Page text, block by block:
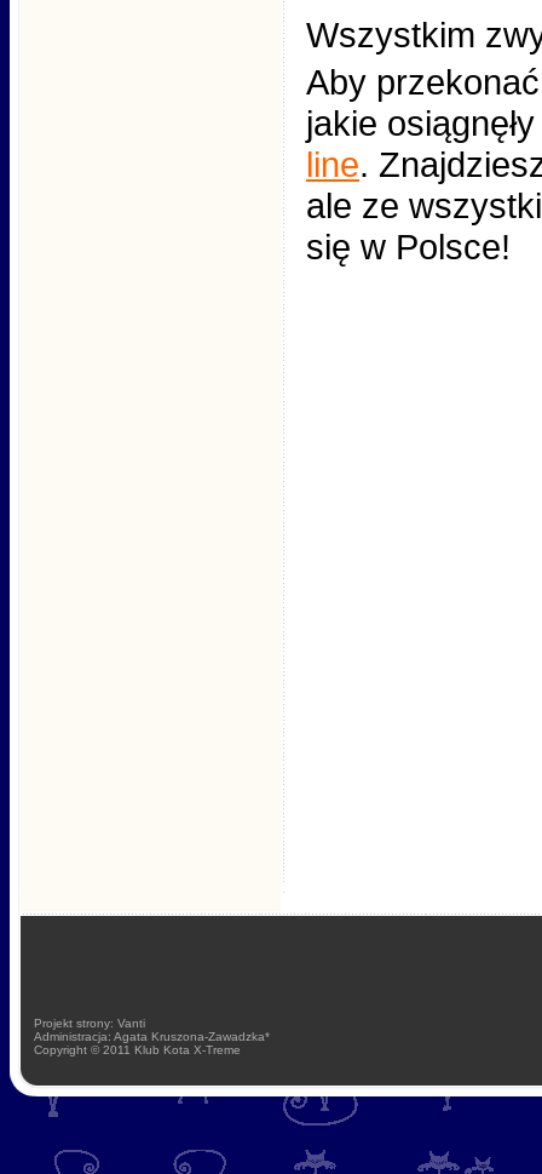
Wszystkim
Aby
jakie
line.
ale ze
się w Polsce!
Projekt strony: Vanti
Administracja: Agata Kruszona-Zawadzka*
Copyright © 2011 Klub Kota X-Treme